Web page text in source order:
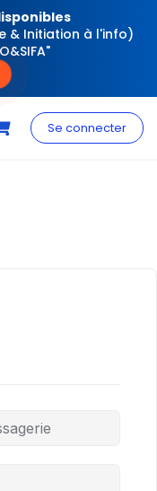
& Initiation à l'info)
Se connecter